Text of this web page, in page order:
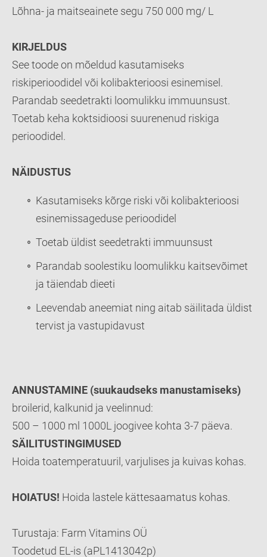
Lõhna- ja maitseainete segu 750 000 mg/ L
KIRJELDUS
See toode on mõeldud kasutamiseks
riskiperioodidel või kolibakterioosi esinemisel.
Parandab seedetrakti loomulikku immuunsust.
Toetab keha koktsidioosi suurenenud riskiga
perioodidel.
NÄIDUSTUS
Kasutamiseks kõrge riski või kolibakterioosi
esinemissageduse perioodidel
Toetab üldist seedetrakti immuunsust
Parandab soolestiku loomulikku kaitsevõimet
ja täiendab dieeti
Leevendab aneemiat ning aitab säilitada üldist
tervist ja vastupidavust
ANNUSTAMINE (suukaudseks manustamiseks)
broilerid, kalkunid ja veelinnud:
500 – 1000 ml 1000L joogivee kohta 3-7 päeva.
SÄILITUSTINGIMUSED
Hoida toatemperatuuril, varjulises ja kuivas kohas.
HOIATUS! Hoida lastele kättesaamatus kohas.
Turustaja: Farm Vitamins OÜ
Toodetud EL-is (aPL1413042p)